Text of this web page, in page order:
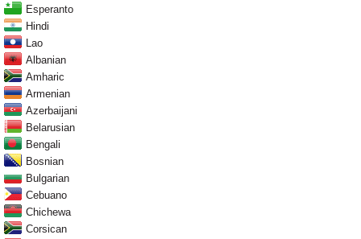
Esperanto
Hindi
Lao
Albanian
Amharic
Armenian
Azerbaijani
Belarusian
Bengali
Bosnian
Bulgarian
Cebuano
Chichewa
Corsican